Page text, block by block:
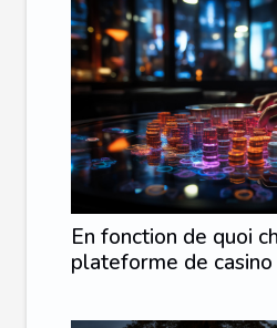
En fonction de quoi
plateforme de casino